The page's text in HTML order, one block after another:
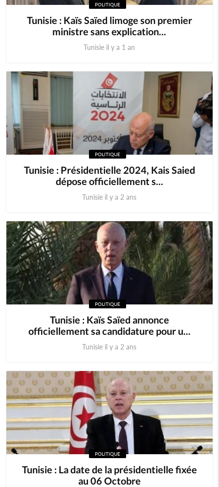
POLITIQUE
Tunisie : Kaïs Saïed limoge son premier
ministre sans explication...
Tunisie il y a 1 an
POLITIQUE
Tunisie : Présidentielle 2024, Kais Saied
dépose officiellement s...
Tunisie il y a 2 ans
POLITIQUE
Tunisie : Kaïs Saïed annonce
officiellement sa candidature pour u...
Tunisie il y a 2 ans
POLITIQUE
Tunisie : La date de la présidentielle fixée
au 06 Octobre